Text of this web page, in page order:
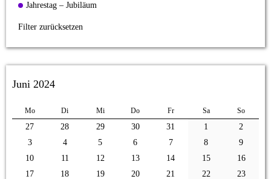
Jahrestag – Jubiläum
Filter zurücksetzen
Juni 2024
Mo Di Mi Do Fr Sa So
27 28 29 30 31 1
2
3
4 5 6 7 8
9
10
11 12 13 14 15
16
17
18 19 20 21 22
23